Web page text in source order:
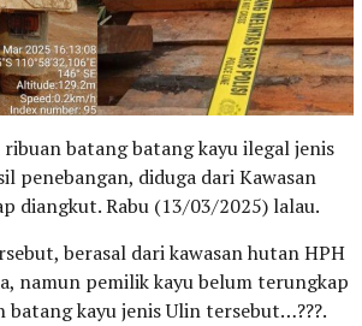
batang batang kayu ilegal jenis
penebangan, diduga dari Kawasan
diangkut. Rabu (13/03/2025) lalau.
berasal dari kawasan hutan HPH
namun pemilik kayu belum terungkap
batang kayu jenis Ulin tersebut…???.